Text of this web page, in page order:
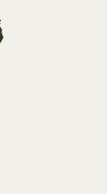
doet
op een
kunnen